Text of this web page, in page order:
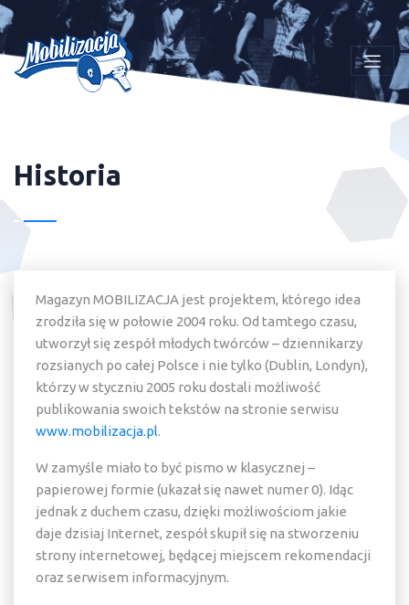
Historia
Magazyn MOBILIZACJA jest projektem, którego idea
zrodziła się w połowie 2004 roku. Od tamtego czasu,
utworzył się zespół młodych twórców – dziennikarzy
rozsianych po całej Polsce i nie tylko (Dublin, Londyn),
którzy w styczniu 2005 roku dostali możliwość
publikowania swoich tekstów na stronie serwisu
www.mobilizacja.pl.
W zamyśle miało to być pismo w klasycznej –
papierowej formie (ukazał się nawet numer 0). Idąc
jednak z duchem czasu, dzięki możliwościom jakie
daje dzisiaj Internet, zespół skupił się na stworzeniu
strony internetowej, będącej miejscem rekomendacji
oraz serwisem informacyjnym.